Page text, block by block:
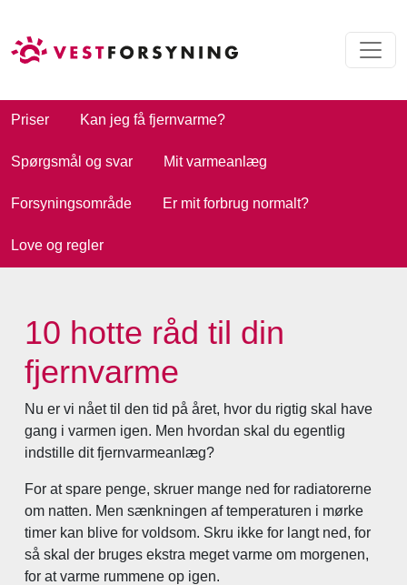
Priser Kan jeg få fjernvarme?
Spørgsmål og svar Mit varmeanlæg
Forsyningsområde Er mit forbrug normalt?
Love og regler
10 hotte råd til din
fjernvarme
Nu er vi nået til den tid på året, hvor du rigtig skal have
gang i varmen igen. Men hvordan skal du egentlig
indstille dit fjernvarmeanlæg?
For at spare penge, skruer mange ned for radiatorerne
om natten. Men sænkningen af temperaturen i mørke
timer kan blive for voldsom. Skru ikke for langt ned, for
så skal der bruges ekstra meget varme om morgenen,
for at varme rummene op igen.